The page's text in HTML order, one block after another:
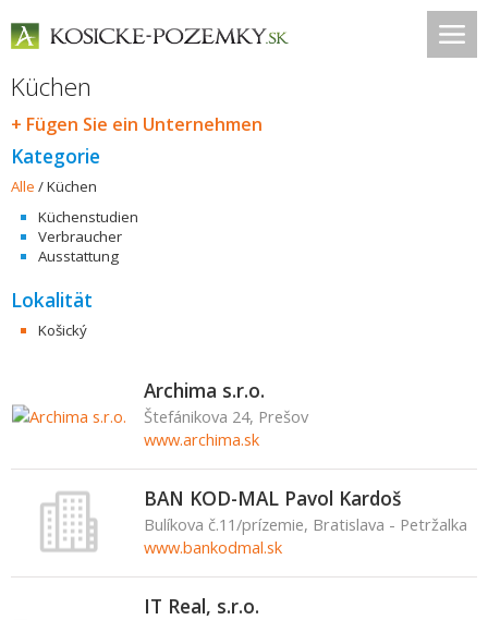
Küchen
+ Fügen Sie ein Unternehmen
Kategorie
Alle /Küchen
Küchenstudien
Verbraucher
Ausstattung
Lokalität
Košický
Archima s.r.o.
Štefánikova 24, Prešov
www.archima.sk
BAN KOD-MAL Pavol Kardoš
Bulíkova č.11/prízemie, Bratislava - Petržalka
www.bankodmal.sk
IT Real, s.r.o.